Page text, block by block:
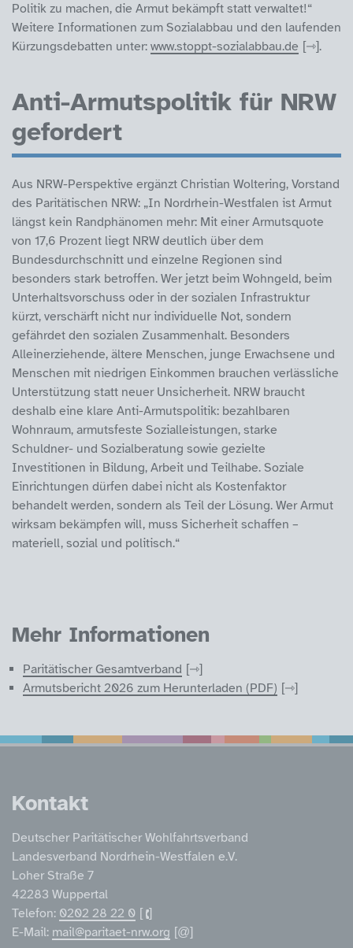
Politik zu machen, die Armut bekämpft statt verwaltet!“
Weitere Informationen zum Sozialabbau und den laufenden
Kürzungsdebatten unter: www.stoppt-sozialabbau.de .
Anti-Armutspolitik für NRW
gefordert
Aus NRW-Perspektive ergänzt Christian Woltering, Vorstand
des Paritätischen NRW: „In Nordrhein-Westfalen ist Armut
längst kein Randphänomen mehr: Mit einer Armutsquote
von 17,6 Prozent liegt NRW deutlich über dem
Bundesdurchschnitt und einzelne Regionen sind
besonders stark betroffen. Wer jetzt beim Wohngeld, beim
Unterhaltsvorschuss oder in der sozialen Infrastruktur
kürzt, verschärft nicht nur individuelle Not, sondern
gefährdet den sozialen Zusammenhalt. Besonders
Alleinerziehende, ältere Menschen, junge Erwachsene und
Menschen mit niedrigen Einkommen brauchen verlässliche
Unterstützung statt neuer Unsicherheit. NRW braucht
deshalb eine klare Anti-Armutspolitik: bezahlbaren
Wohnraum, armutsfeste Sozialleistungen, starke
Schuldner- und Sozialberatung sowie gezielte
Investitionen in Bildung, Arbeit und Teilhabe. Soziale
Einrichtungen dürfen dabei nicht als Kostenfaktor
behandelt werden, sondern als Teil der Lösung. Wer Armut
wirksam bekämpfen will, muss Sicherheit schaffen –
materiell, sozial und politisch.“
Mehr Informationen
Paritätischer Gesamtverband
Armutsbericht 2026 zum Herunterladen (PDF)
Service
Kontakt
Deutscher Paritätischer Wohlfahrtsverband
Landesverband Nordrhein-Westfalen e.V.
Loher Straße 7
42283 Wuppertal
Telefon: 0202 28 22 0
E-Mail: mail@paritaet-nrw.org